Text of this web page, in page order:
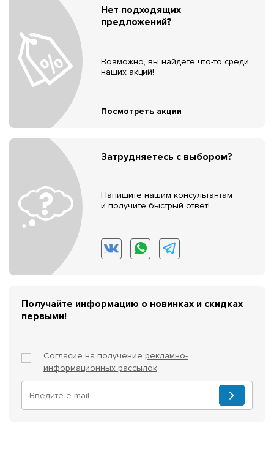
Нет подходящих
предложений?
Возможно, вы найдёте что-то среди
наших акций!
Посмотреть акции
Затрудняетесь с выбором?
Напишите нашим консультантам
и получите быстрый ответ!
Получайте информацию о новинках и скидках
первыми!
Согласие на получение рекламно-
информационных рассылок